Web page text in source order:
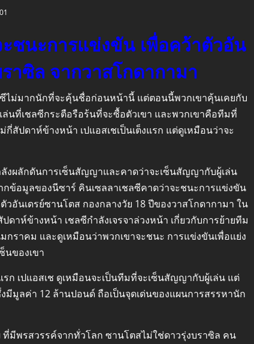
ชนะการแข่งขัน เพื่อคว้าตัวอัน
าซิล จากวาสโกดากามา
ไม่มากนักที่จะคุ้นชื่อก่อนหน้านี้ แต่ตอนนี้พวกเขาคุ้นเคยกับ
นที่เชลซีกระตือรือร้นที่จะซื้อตัวเขา และพวกเขาคือทีมที่
สัปดาห์ข้างหน้า เปแอสเชเป็นเต็งแรก แต่ดูเหมือนว่าจะ
ลังผลักดันการเซ็นสัญญาและคาดว่าจะเซ็นสัญญากับผู้เล่น
กข้อมูลของนีซาร์ คินเซลลาเชลซีคาดว่าจะชนะการแข่งขัน
วอันเดรย์ซานโตส กองกลางวัย 18 ปีของวาสโกดากามา ใน
ดาห์ข้างหน้า เชลซีกำลังเจรจาล่วงหน้า เกี่ยวกับการย้ายทีม
กราคม และดูเหมือนว่าพวกเขาจะชนะ การแข่งขันเพื่อแย่ง
นของเขา
ก เปแอสเช ดูเหมือนจะเป็นทีมที่จะเซ็นสัญญากับผู้เล่น แต่
มีมูลค่า 12 ล้านปอนด์ ถือเป็นจุดเด่นของแผนการสรรหานัก
พรสวรรค์จากทั่วโลก ซานโตสไม่ใช่ดาวรุ่งบราซิล คน